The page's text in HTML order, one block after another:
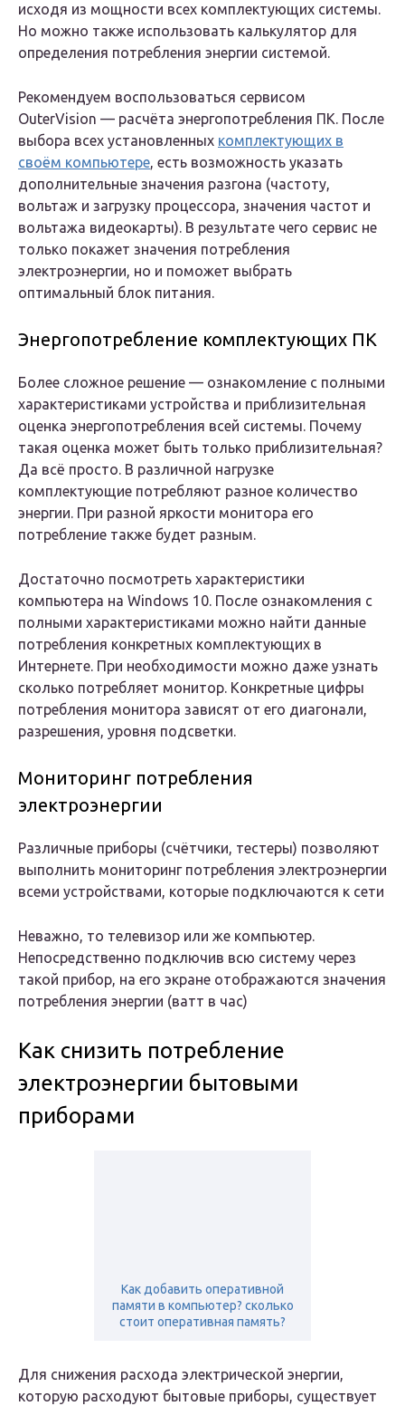
исходя из мощности всех комплектующих системы.
Но можно также использовать калькулятор для
определения потребления энергии системой.
Рекомендуем воспользоваться сервисом
OuterVision — расчёта энергопотребления ПК. После
выбора всех установленных комплектующих в
своём компьютере, есть возможность указать
дополнительные значения разгона (частоту,
вольтаж и загрузку процессора, значения частот и
вольтажа видеокарты). В результате чего сервис не
только покажет значения потребления
электроэнергии, но и поможет выбрать
оптимальный блок питания.
Энергопотребление комплектующих ПК
Более сложное решение — ознакомление с полными
характеристиками устройства и приблизительная
оценка энергопотребления всей системы. Почему
такая оценка может быть только приблизительная?
Да всё просто. В различной нагрузке
комплектующие потребляют разное количество
энергии. При разной яркости монитора его
потребление также будет разным.
Достаточно посмотреть характеристики
компьютера на Windows 10. После ознакомления с
полными характеристиками можно найти данные
потребления конкретных комплектующих в
Интернете. При необходимости можно даже узнать
сколько потребляет монитор. Конкретные цифры
потребления монитора зависят от его диагонали,
разрешения, уровня подсветки.
Мониторинг потребления
электроэнергии
Различные приборы (счётчики, тестеры) позволяют
выполнить мониторинг потребления электроэнергии
всеми устройствами, которые подключаются к сети
Неважно, то телевизор или же компьютер.
Непосредственно подключив всю систему через
такой прибор, на его экране отображаются значения
потребления энергии (ватт в час)
Как снизить потребление
электроэнергии бытовыми
приборами
Как добавить оперативной
памяти в компьютер? сколько
стоит оперативная память?
Для снижения расхода электрической энергии,
которую расходуют бытовые приборы, существует